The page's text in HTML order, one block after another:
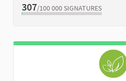
307/100 000 SIGNATURES